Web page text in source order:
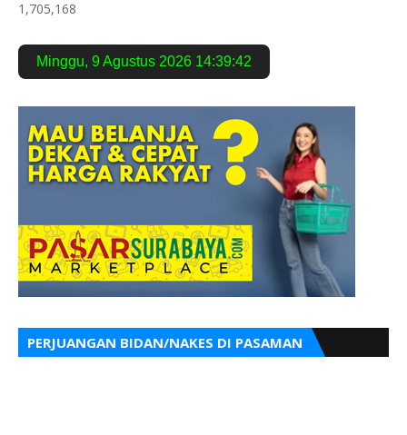
1,705,168
Minggu, 9 Agustus 2026 14:39:43
PERJUANGAN BIDAN/NAKES DI PASAMAN